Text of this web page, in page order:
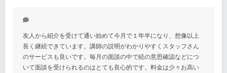
友人から紹介を受けて通い始めて今月で１年半になり、想像以上
長く継続できています。講師の説明がわかりやすくスタッフさん
のサービスも良いです。毎月の面談の中で続の意思確認などにつ
いて面談を受けられるのはとても良心的です。料金は少々お高い